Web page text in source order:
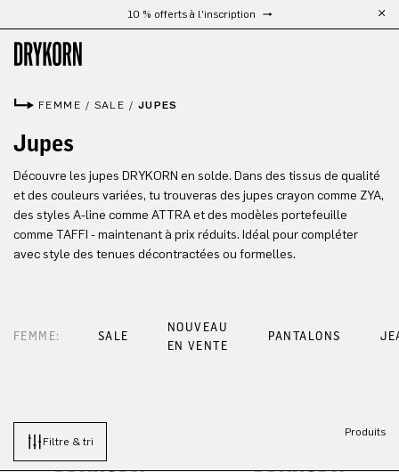
Passer au contenu principal10 % offerts à l'inscription
FEMME / SALE / JUPES
Jupes
Découvre les jupes DRYKORN en solde. Dans des tissus de qualité
et des couleurs variées, tu trouveras des jupes crayon comme ZYA,
des styles A-line comme ATTRA et des modèles portefeuille
comme TAFFI - maintenant à prix réduits. Idéal pour compléter
avec style des tenues décontractées ou formelles.
FEMME: SALE
NOUVEAU
EN VENTE
PANTALONS
Filtre & tri
Produits